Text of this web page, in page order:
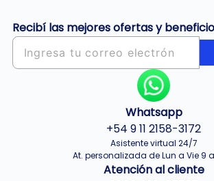
Recibí las mejores ofertas y
Whatsapp
+54 9 11 2158-3172
Asistente virtual 24/7
At. personalizada de Lun a Vie 9
Atención al cliente